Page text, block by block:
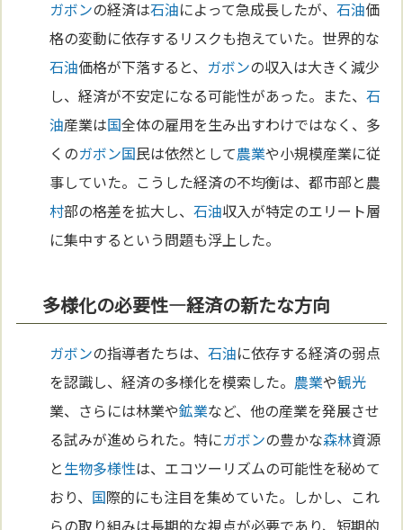
ガボンの経済は石油によって急成長したが、石油価
格の変動に依存するリスクも抱えていた。世界的な
石油価格が下落すると、 ガボンの収入は大きく減少
し、経済が不安定になる可能性があった。また、石
油産業は国全体の雇用を生み出すわけではなく、多
くのガボン国民は依然として農業や小規模産業に従
事していた。こうした経済の不均衡は、都市部と農
村部の格差を拡大し、石油収入が特定のエリート層
に集中するという問題も浮上した。
多様化の必要性—経済の新たな方向
ガボンの指導者たちは、石油に依存する経済の弱点
を認識し、経済の多様化を模索した。 農業や観光
業、さらには林業や鉱業など、他の産業を発展させ
る試みが進められた。特にガボンの豊かな森林資源
と生物多様性は、エコツーリズムの可能性を秘めて
おり、 国際的にも注目を集めていた。しかし、これ